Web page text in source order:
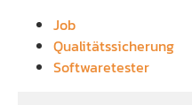
Job
Qualitätssicherung
Softwaretester